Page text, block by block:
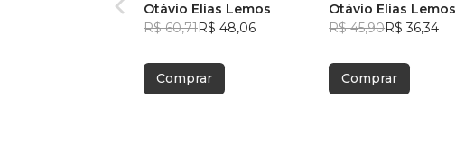
Otávio Elias Lemos
R$ 60,71R$ 48,06
Comprar
Otávio Elias Lemos
R$ 45,90R$ 36,34
Comprar